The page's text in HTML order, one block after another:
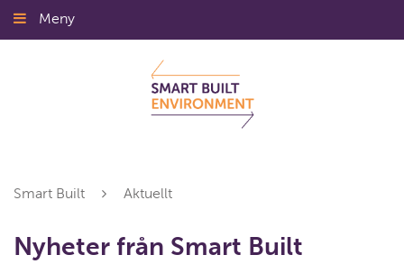
Gå
till
Meny
Smart Built Aktuellt
Nyheter från Smart Built